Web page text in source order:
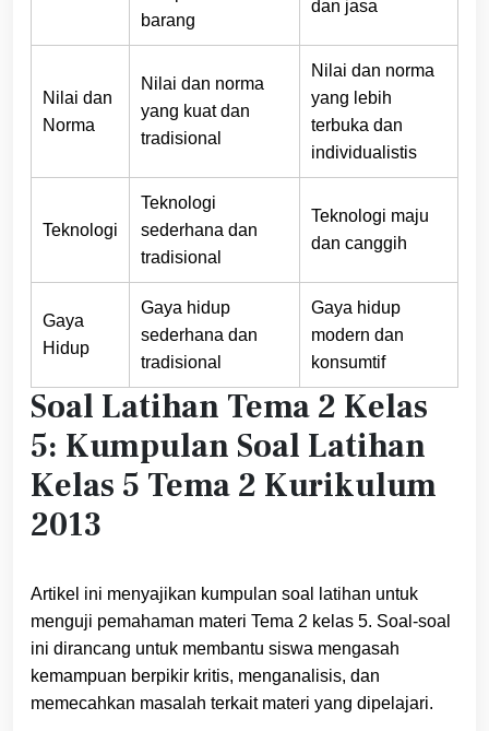
barang
dan jasa
Nilai dan
Norma
Nilai dan norma
yang kuat dan
tradisional
Nilai dan norma
yang lebih
terbuka dan
individualistis
Teknologi
Teknologi
sederhana dan
tradisional
Teknologi maju
dan canggih
Gaya
Hidup
Gaya hidup
sederhana dan
tradisional
Gaya hidup
modern dan
konsumtif
Soal Latihan Tema 2 Kelas
5: Kumpulan Soal Latihan
Kelas 5 Tema 2 Kurikulum
2013
Artikel ini menyajikan kumpulan soal latihan untuk
menguji pemahaman materi Tema 2 kelas 5. Soal-soal
ini dirancang untuk membantu siswa mengasah
kemampuan berpikir kritis, menganalisis, dan
memecahkan masalah terkait materi yang dipelajari.